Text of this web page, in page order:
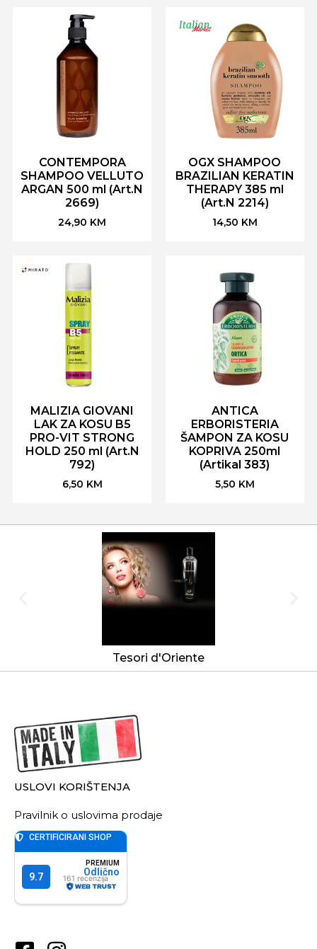
CONTEMPORA
SHAMPOO VELLUTO
ARGAN 500 ml (Art.N
2669)
24,90 KM
OGX SHAMPOO
BRAZILIAN KERATIN
THERAPY 385 ml
(Art.N 2214)
14,50 KM
MALIZIA GIOVANI
LAK ZA KOSU B5
PRO-VIT STRONG
HOLD 250 ml (Art.N
792)
6,50 KM
ANTICA
ERBORISTERIA
ŠAMPON ZA KOSU
KOPRIVA 250ml
(Artikal 383)
5,50 KM
Tesori d'Oriente
USLOVI KORIŠTENJA
Pravilnik o uslovima prodaje